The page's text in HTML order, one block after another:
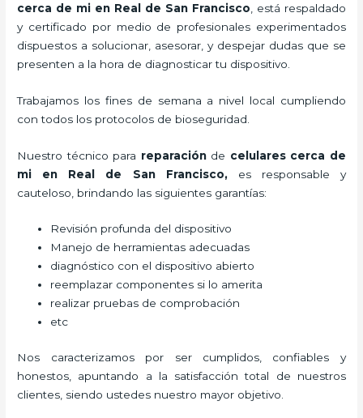
cerca de mi en Real de San Francisco , está respaldado
y certificado por medio de profesionales experimentados
dispuestos a solucionar, asesorar, y despejar dudas que se
presenten a la hora de diagnosticar tu dispositivo.
Trabajamos los fines de semana a nivel local cumpliendo
con todos los protocolos de bioseguridad.
Nuestro técnico para reparaciónde celulares cerca de
mi en Real de San Francisco, es responsable y
cauteloso, brindando las siguientes garantías:
Revisión profunda del dispositivo
Manejo de herramientas adecuadas
diagnóstico con el dispositivo abierto
reemplazar componentes si lo amerita
realizar pruebas de comprobación
etc
Nos caracterizamos por ser cumplidos, confiables y
honestos, apuntando a la satisfacción total de nuestros
clientes, siendo ustedes nuestro mayor objetivo.